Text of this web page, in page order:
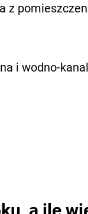
z
i wodno-